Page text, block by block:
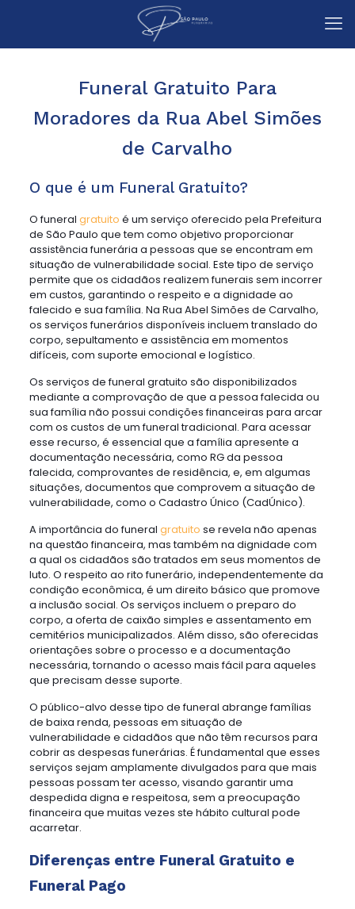
Funeral Gratuito Para
Moradores da Rua Abel Simões
de Carvalho
O que é um Funeral Gratuito?
O funeral gratuito é um serviço oferecido pela Prefeitura
de São Paulo que tem como objetivo proporcionar
assistência funerária a pessoas que se encontram em
situação de vulnerabilidade social. Este tipo de serviço
permite que os cidadãos realizem funerais sem incorrer
em custos, garantindo o respeito e a dignidade ao
falecido e sua família. Na Rua Abel Simões de Carvalho,
os serviços funerários disponíveis incluem translado do
corpo, sepultamento e assistência em momentos
difíceis, com suporte emocional e logístico.
Os serviços de funeral gratuito são disponibilizados
mediante a comprovação de que a pessoa falecida ou
sua família não possui condições financeiras para arcar
com os custos de um funeral tradicional. Para acessar
esse recurso, é essencial que a família apresente a
documentação necessária, como RG da pessoa
falecida, comprovantes de residência, e, em algumas
situações, documentos que comprovem a situação de
vulnerabilidade, como o Cadastro Único (CadÚnico).
A importância do funeral gratuito se revela não apenas
na questão financeira, mas também na dignidade com
a qual os cidadãos são tratados em seus momentos de
luto. O respeito ao rito funerário, independentemente da
condição econômica, é um direito básico que promove
a inclusão social. Os serviços incluem o preparo do
corpo, a oferta de caixão simples e assentamento em
cemitérios municipalizados. Além disso, são oferecidas
orientações sobre o processo e a documentação
necessária, tornando o acesso mais fácil para aqueles
que precisam desse suporte.
O público-alvo desse tipo de funeral abrange famílias
de baixa renda, pessoas em situação de
vulnerabilidade e cidadãos que não têm recursos para
cobrir as despesas funerárias. É fundamental que esses
serviços sejam amplamente divulgados para que mais
pessoas possam ter acesso, visando garantir uma
despedida digna e respeitosa, sem a preocupação
financeira que muitas vezes ste hábito cultural pode
acarretar.
Diferenças entre Funeral Gratuito e
Funeral Pago